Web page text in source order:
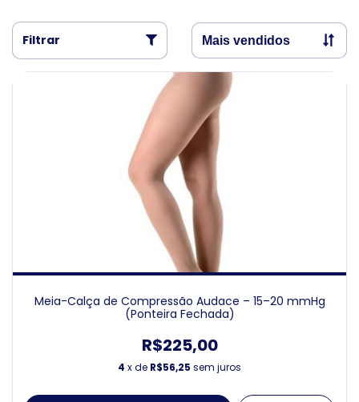
Filtrar
Meia-Calça de Compressão Audace – 15–20 mmHg
(Ponteira Fechada)
R$225,00
4 x de R$56,25 sem juros